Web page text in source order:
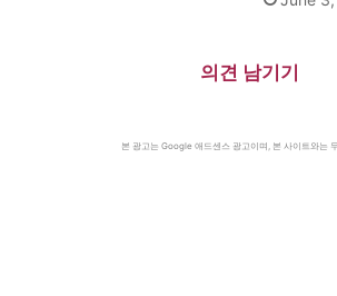
의견 남기기
본 광고는 Google 애드센스 광고이며, 본 사이트와는